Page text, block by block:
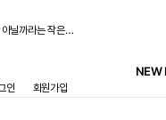
는 작은 개드립을...
드리 자계 영입
NEW
인 회원가입